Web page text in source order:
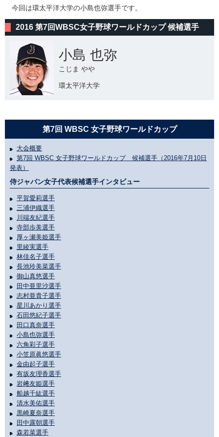
今回は環太平洋大学の小島也弥選手です。
2016 第7回WBSC女子野球ワールドカップ 候補選手
小島 也弥
こじま やや
環太平洋大学
第7回 WBSC 女子野球ワールドカップ
大会概要
第7回 WBSC 女子野球ワールドカップ 候補選手（2016年7月10日
発表）
侍ジャパン女子代表候補選手インタビュー
平賀愛莉選手
三浦伊織選手
川端友紀選手
寺部歩美選手
厚ヶ瀬美姫選手
里綾実選手
林佳名子選手
長池玲美菜選手
御山真悠選手
田中亜里沙選手
志村亜貴子選手
星川あかり選手
石田悠紀子選手
田口真奈選手
小島也弥選手
六角彩子選手
小笠原眞悠選手
金由起子選手
有坂友理香選手
岩﨑友姫選手
船越千紘選手
清水美佑選手
黒崎夏奈選手
田中露朝選手
森若菜選手